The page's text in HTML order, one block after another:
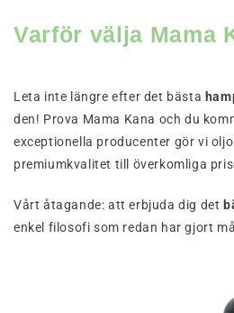
Varför välja Mama
Leta inte längre efter det bästa
den! Prova Mama Kana och du
exceptionella producenter gör vi
premiumkvalitet till överkomliga
Vårt åtagande: att erbjuda dig det
enkel filosofi som redan har gjort